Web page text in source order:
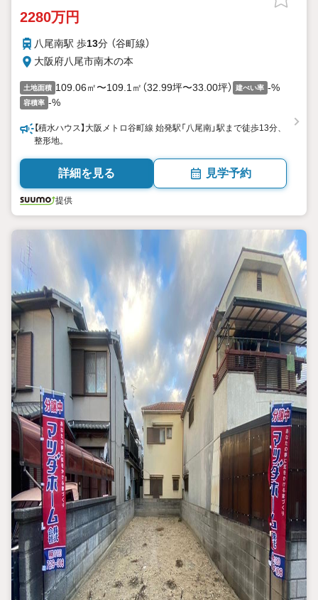
2280万円
八尾南駅 歩13分 （谷町線）
大阪府八尾市南木の本
土地面積 109.06㎡〜109.1㎡（32.99坪〜33.00坪） 建ぺい率 -%
容積率 -%
【積水ハウス】大阪メトロ谷町線 始発駅「八尾南」駅まで徒歩13分、
整形地。
詳細を見る 見学予約
提供